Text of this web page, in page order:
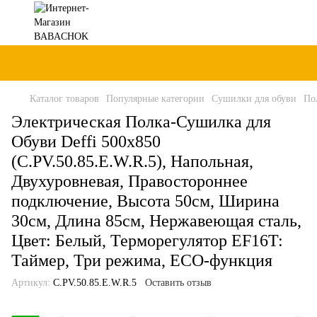
Каталог товаров Популярные категории Сушилки для обуви
Электрическая Полка-Сушилка для
Обуви Deffi 500x850
(C.PV.50.85.E.W.R.5), Напольная,
Двухуровневая, Правостороннее
подключение, Высота 50см, Ширина
30см, Длина 85см, Нержавеющая сталь,
Цвет: Белый, Терморегулятор EF16T:
Таймер, Три режима, ECO-функция
Артикул: C.PV.50.85.E.W.R.5 Оставить отзыв